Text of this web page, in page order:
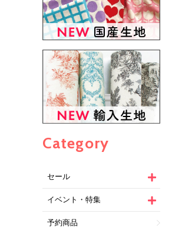
Category
セール
イベント・特集
予約商品